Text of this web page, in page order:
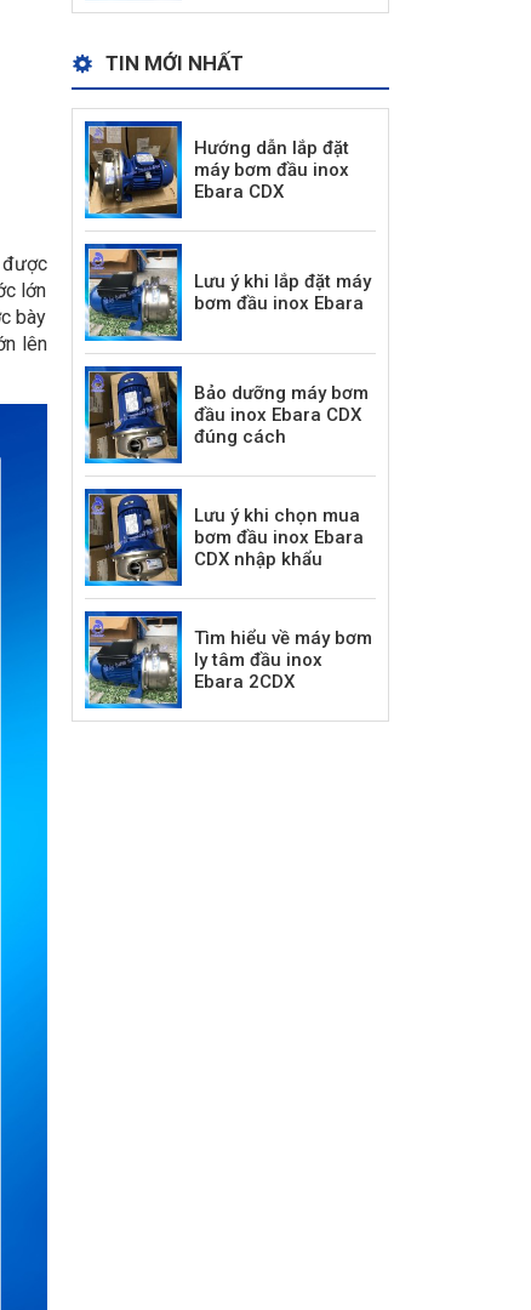
được
lớn
bày
lên
TIN MỚI NHẤT
Hướng dẫn lắp đặt
máy bơm đầu inox
Ebara CDX
Lưu ý khi lắp đặt máy
bơm đầu inox Ebara
Bảo dưỡng máy bơm
đầu inox Ebara CDX
đúng cách
Lưu ý khi chọn mua
bơm đầu inox Ebara
CDX nhập khẩu
Tìm hiểu về máy bơm
ly tâm đầu inox
Ebara 2CDX